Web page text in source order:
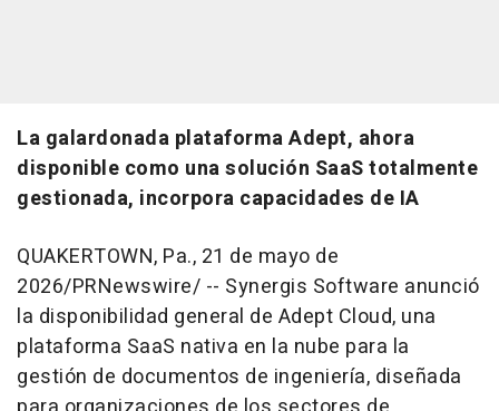
La galardonada plataforma Adept, ahora
disponible como una solución SaaS totalmente
gestionada, incorpora capacidades de IA
QUAKERTOWN, Pa., 21 de mayo de
2026/PRNewswire/ -- Synergis Software anunció
la disponibilidad general de Adept Cloud, una
plataforma SaaS nativa en la nube para la
gestión de documentos de ingeniería, diseñada